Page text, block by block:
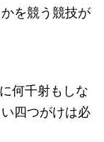
を競う競技が
何千射もしな
四つがけは必